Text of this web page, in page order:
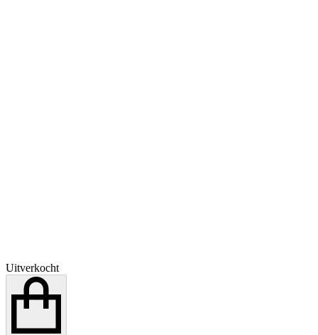
Uitverkocht